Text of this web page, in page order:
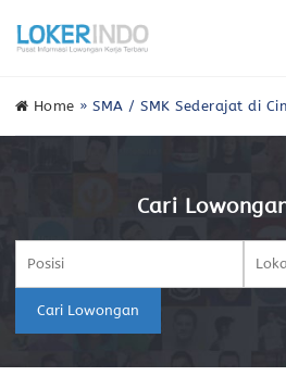
Home »SMA / SMK Sederajat di
Cari
Cari Lowongan